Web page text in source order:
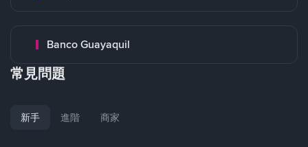
Banco Guayaquil
常見問題
新手 進階 商家